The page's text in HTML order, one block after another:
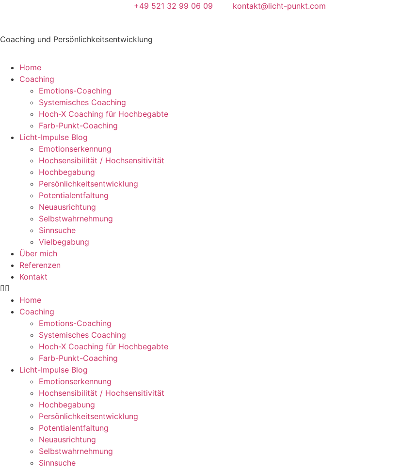
+49 521 32 99 06 09 kontakt@licht-punkt.com
Coaching und Persönlichkeitsentwicklung
Home
Coaching
Emotions-Coaching
Systemisches Coaching
Hoch-X Coaching für Hochbegabte
Farb-Punkt-Coaching
Licht-Impulse Blog
Emotionserkennung
Hochsensibilität / Hochsensitivität
Hochbegabung
Persönlichkeitsentwicklung
Potentialentfaltung
Neuausrichtung
Selbstwahrnehmung
Sinnsuche
Vielbegabung
Über mich
Referenzen
Kontakt
Home
Coaching
Emotions-Coaching
Systemisches Coaching
Hoch-X Coaching für Hochbegabte
Farb-Punkt-Coaching
Licht-Impulse Blog
Emotionserkennung
Hochsensibilität / Hochsensitivität
Hochbegabung
Persönlichkeitsentwicklung
Potentialentfaltung
Neuausrichtung
Selbstwahrnehmung
Sinnsuche